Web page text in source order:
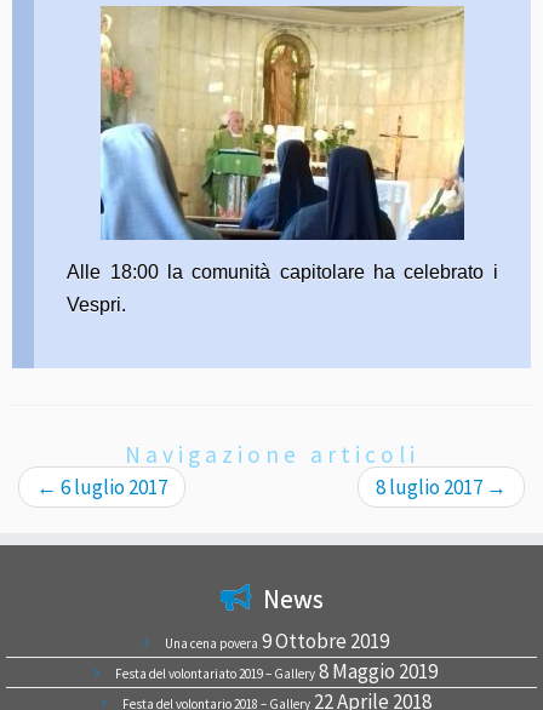
Alle 18:00 la comunità capitolare ha celebrato i
Vespri.
Navigazione articoli
← 6 luglio 2017 8 luglio 2017 →
News
Una cena povera 9 Ottobre 2019
Festa del volontariato 2019 – Gallery 8 Maggio 2019
Festa del volontario 2018 – Gallery 22 Aprile 2018